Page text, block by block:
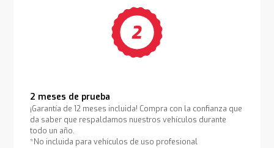
2 meses de prueba
¡Garantía de 12 meses incluida! Compra con la confianza que
da saber que respaldamos nuestros vehículos durante
todo un año.
*No incluida para vehículos de uso profesional